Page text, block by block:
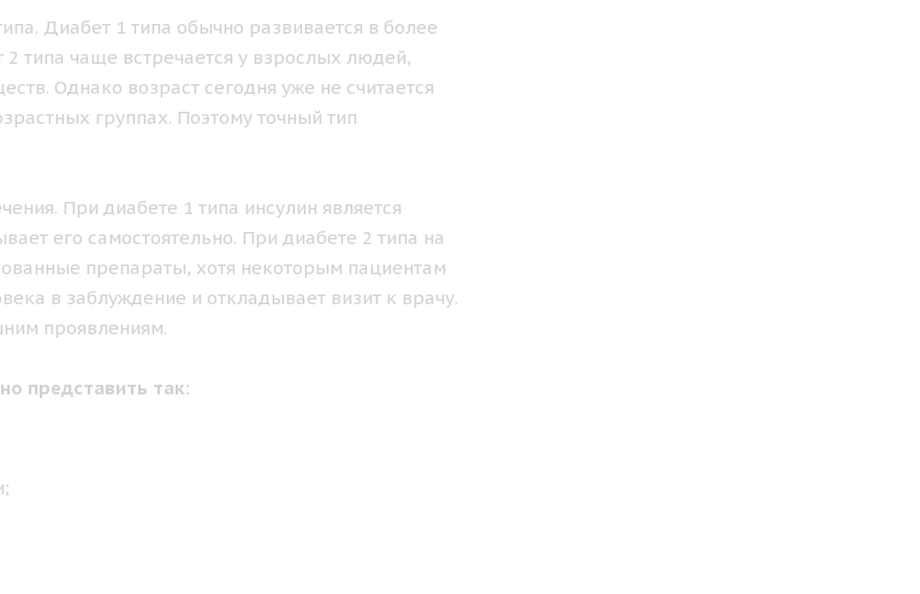
Диабет 1 типа обычно развивается в более
типа чаще встречается у взрослых людей,
Однако возраст сегодня уже не считается
группах. Поэтому точный тип
При диабете 1 типа инсулин является
его самостоятельно. При диабете 2 типа на
препараты, хотя некоторым пациентам
в заблуждение и откладывает визит к врачу.
проявлениям.
представить так: